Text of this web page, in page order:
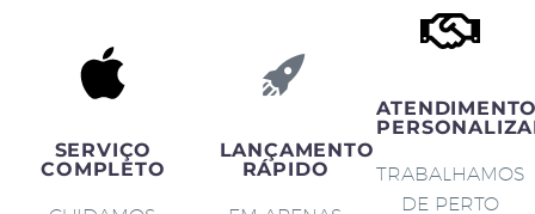
SERVIÇO
COMPLETO
LANÇAMENTO
RÁPIDO
TRABALHAMOS
DE PERTO